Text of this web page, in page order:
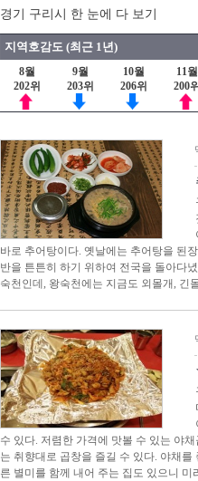
경기 구리시 한 눈에 다 보기
지역호감도 (최근 1년)
8월
202위
9월
203위
10월
206위
11월
200위
바로 추어탕이다. 옛날에는 추어탕을 된
반을 튼튼히 하기 위하여 전국을 돌아다
숙천인데, 왕숙천에는 지금도 외몰개, 긴
수 있다. 저렴한 가격에 맛볼 수 있는 야
는 취향대로 곱창을 즐길 수 있다. 야채
른 별미를 함께 내어 주는 집도 있으니 미